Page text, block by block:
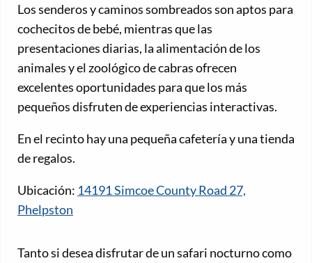
Los senderos y caminos sombreados son aptos para
cochecitos de bebé, mientras que las
presentaciones diarias, la alimentación de los
animales y el zoológico de cabras ofrecen
excelentes oportunidades para que los más
pequeños disfruten de experiencias interactivas.
En el recinto hay una pequeña cafetería y una tienda
de regalos.
Ubicación: 14191 Simcoe County Road 27,
Phelpston
Tanto si desea disfrutar de un safari nocturno como